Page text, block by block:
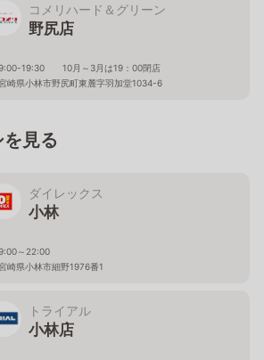
コメリハード＆グリーン
野尻店
19:30 10月～3月は19：00閉店
崎県小林市野尻町東麓字羽加堂1034-6
見る
ダイレックス
小林
～22:00
崎県小林市細野1976番1
トライアル
小林店